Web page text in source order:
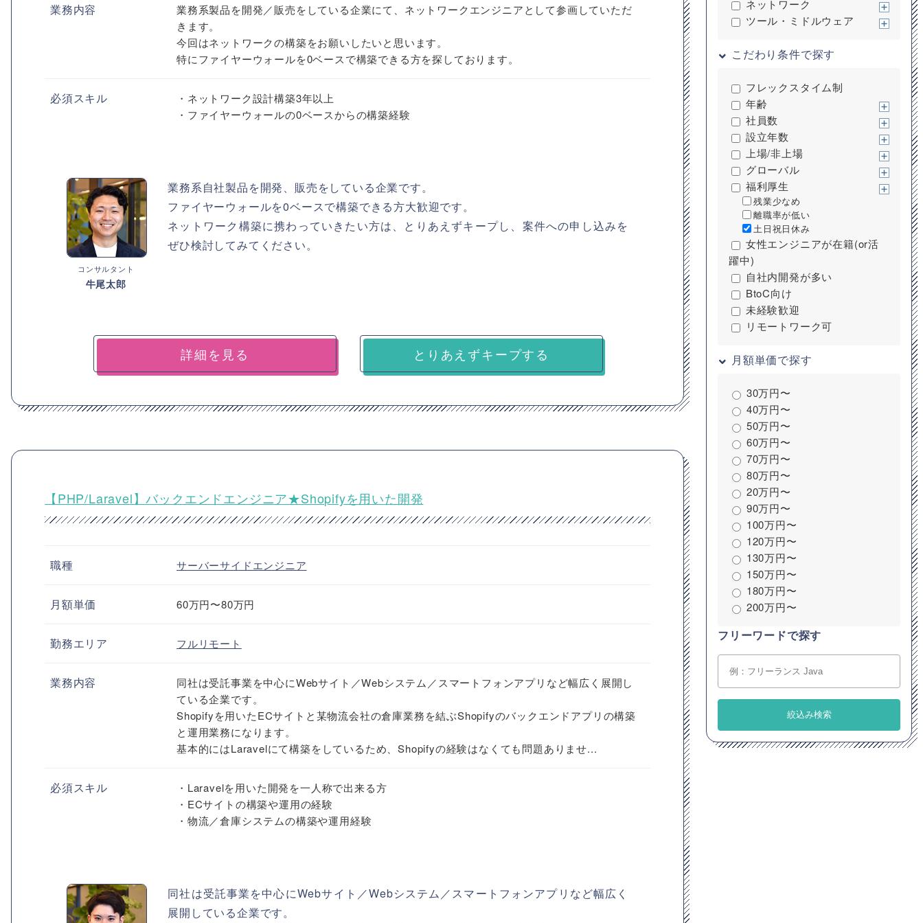
業務内容
業務系製品を開発／販売をしている企業にて、ネットワークエンジニアとして参画していただ
きます。
今回はネットワークの構築をお願いしたいと思います。
特にファイヤーウォールを0ベースで構築できる方を探しております。
必須スキル
・ネットワーク設計構築3年以上
・ファイヤーウォールの0ベースからの構築経験
コンサルタント
牛尾太郎
業務系自社製品を開発、販売をしている企業です。
ファイヤーウォールを0ベースで構築できる方大歓迎です。
ネットワーク構築に携わっていきたい方は、とりあえずキープし、案件への申し込みを
ぜひ検討してみてください。
詳細を見る とりあえずキープする
【PHP/Laravel】バックエンドエンジニア★Shopifyを用いた開発
職種 サーバーサイドエンジニア
月額単価 60万円〜80万円
勤務エリア フルリモート
業務内容
同社は受託事業を中心にWebサイト／Webシステム／スマートフォンアプリなど幅広く展開し
ている企業です。
Shopifyを用いたECサイトと某物流会社の倉庫業務を結ぶShopifyのバックエンドアプリの構築
と運用業務になります。
基本的にはLaravelにて構築をしているため、Shopifyの経験はなくても問題ありませ...
必須スキル
・Laravelを用いた開発を一人称で出来る方
・ECサイトの構築や運用の経験
・物流／倉庫システムの構築や運用経験
同社は受託事業を中心にWebサイト／Webシステム／スマートフォンアプリなど幅広く
展開している企業です。
ネットワーク
ツール・ミドルウェア
こだわり条件で探す
フレックスタイム制
年齢
社員数
設立年数
上場/非上場
グローバル
福利厚生
残業少なめ
離職率が低い
土日祝日休み
女性エンジニアが在籍(or活
躍中)
自社内開発が多い
BtoC向け
未経験歓迎
リモートワーク可
月額単価で探す
30万円〜
40万円〜
50万円〜
60万円〜
70万円〜
80万円〜
20万円〜
90万円〜
100万円〜
120万円〜
130万円〜
150万円〜
180万円〜
200万円〜
フリーワードで探す